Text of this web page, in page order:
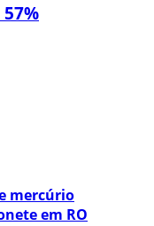
mercúrio
em RO